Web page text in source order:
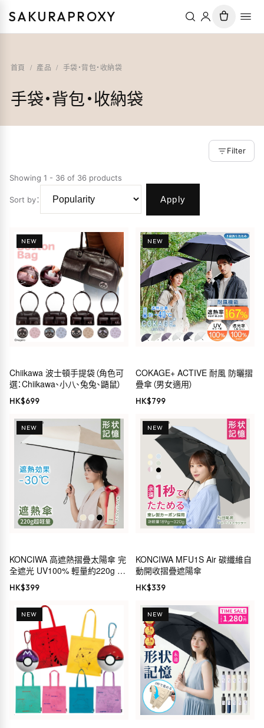
SAKURAPROXY
首頁 / 產品 / 手袋・背包・收納袋
手袋・背包・收納袋
Filter
Showing 1 - 36 of 36 products
Sort by： Apply
NEW
Chiikawa 波士頓手提袋（角色可
選：Chiikawa、小八、兔兔、鼯鼠）
HK$699
NEW
COKAGE+ ACTIVE 耐風 防曬摺
疊傘（男女適用）
HK$799
NEW
KONCIWA 高遮熱摺疊太陽傘 完
全遮光 UV100% 輕量約220g 形
狀記憶 5秒收納 自動開關 晴雨兩
用
HK$399
NEW
KONCIWA MFU1S Air 碳纖維自
動開收摺疊遮陽傘
HK$339
NEW NEW